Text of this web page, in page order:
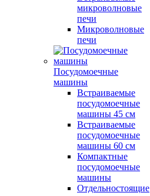
микроволновые
печи
Микроволновые
печи
Посудомоечные
машины
Встраиваемые
посудомоечные
машины 45 см
Встраиваемые
посудомоечные
машины 60 см
Компактные
посудомоечные
машины
Отдельностоящие